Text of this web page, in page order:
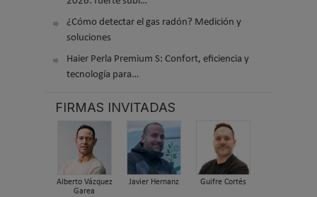
¿Cómo detectar el gas radón? Medición y
soluciones
Haier Perla Premium S: Confort, eficiencia y
tecnología para…
FIRMAS INVITADAS
Alberto Vázquez
Garea
Javier Hernanz Guifre Cortés